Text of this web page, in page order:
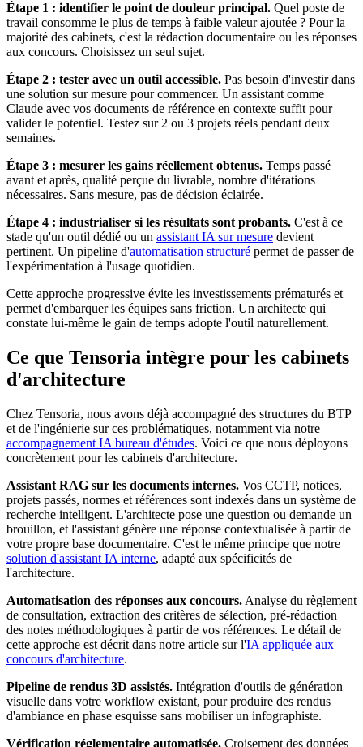
Étape 1 : identifier le point de douleur principal. Quel poste de
travail consomme le plus de temps à faible valeur ajoutée ? Pour la
majorité des cabinets, c'est la rédaction documentaire ou les réponses
aux concours. Choisissez un seul sujet.
Étape 2 : tester avec un outil accessible. Pas besoin d'investir dans
une solution sur mesure pour commencer. Un assistant comme
Claude avec vos documents de référence en contexte suffit pour
valider le potentiel. Testez sur 2 ou 3 projets réels pendant deux
semaines.
Étape 3 : mesurer les gains réellement obtenus. Temps passé
avant et après, qualité perçue du livrable, nombre d'itérations
nécessaires. Sans mesure, pas de décision éclairée.
Étape 4 : industrialiser si les résultats sont probants. C'est à ce
stade qu'un outil dédié ou un assistant IA sur mesure devient
pertinent. Un pipeline d'automatisation structuré permet de passer de
l'expérimentation à l'usage quotidien.
Cette approche progressive évite les investissements prématurés et
permet d'embarquer les équipes sans friction. Un architecte qui
constate lui-même le gain de temps adopte l'outil naturellement.
Ce que Tensoria intègre pour les cabinets
d'architecture
Chez Tensoria, nous avons déjà accompagné des structures du BTP
et de l'ingénierie sur ces problématiques, notamment via notre
accompagnement IA bureau d'études. Voici ce que nous déployons
concrètement pour les cabinets d'architecture.
Assistant RAG sur les documents internes. Vos CCTP, notices,
projets passés, normes et références sont indexés dans un système de
recherche intelligent. L'architecte pose une question ou demande un
brouillon, et l'assistant génère une réponse contextualisée à partir de
votre propre base documentaire. C'est le même principe que notre
solution d'assistant IA interne, adapté aux spécificités de
l'architecture.
Automatisation des réponses aux concours. Analyse du règlement
de consultation, extraction des critères de sélection, pré-rédaction
des notes méthodologiques à partir de vos références. Le détail de
cette approche est décrit dans notre article sur l'IA appliquée aux
concours d'architecture.
Pipeline de rendus 3D assistés. Intégration d'outils de génération
visuelle dans votre workflow existant, pour produire des rendus
d'ambiance en phase esquisse sans mobiliser un infographiste.
Vérification réglementaire automatisée. Croisement des données